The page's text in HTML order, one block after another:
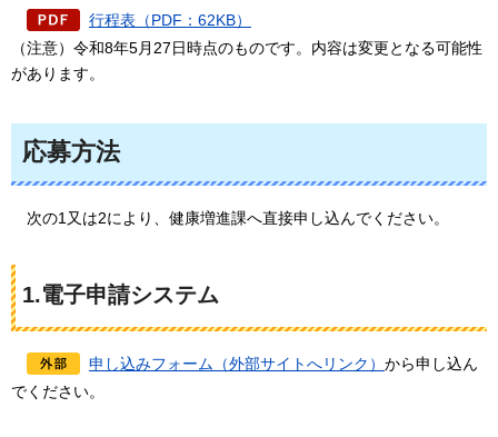
行程表（PDF：62KB）
（注意）令和8年5月27日時点のものです。内容は変更となる可能性
があります。
応募方法
次の1又は2により、健康増進課へ直接申し込んでください。
1.電子申請システム
申し込みフォーム（外部サイトへリンク） から申し込ん
でください。